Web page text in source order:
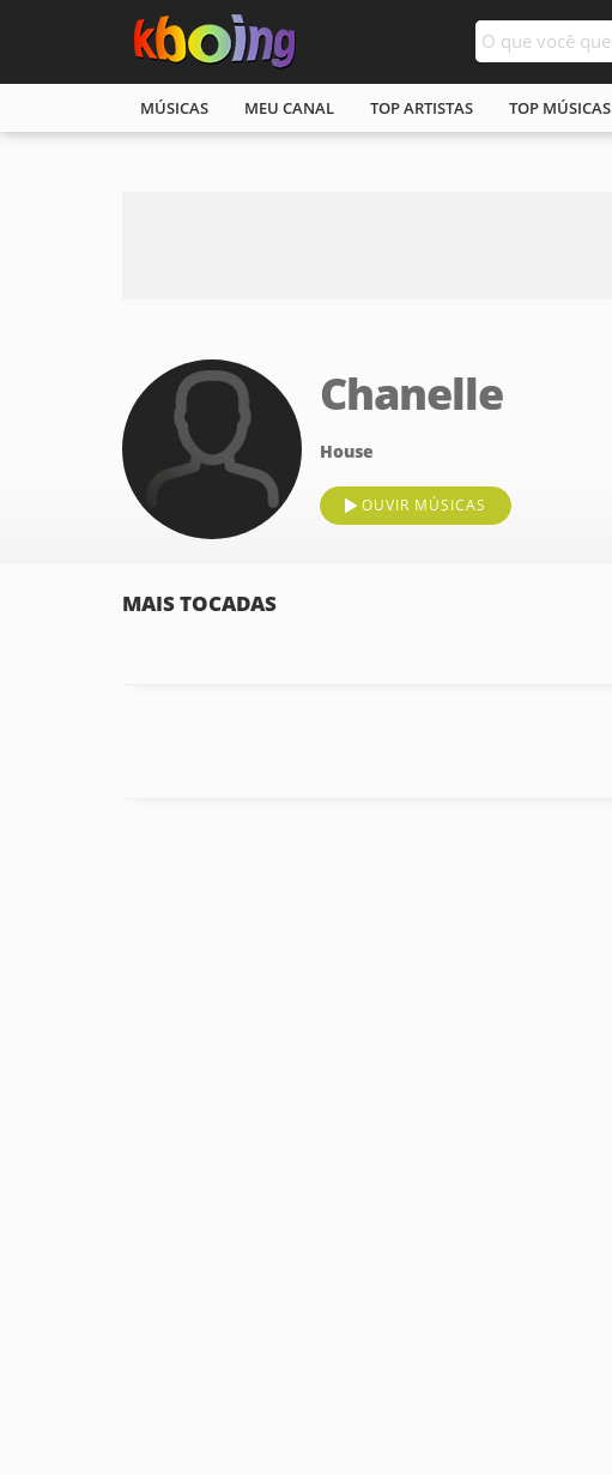
MÚSICAS MEU CANAL TOP ARTISTAS TOP MÚSICAS
Chanelle
House
OUVIR MÚSICAS
MAIS TOCADAS